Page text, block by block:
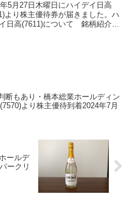
5月27日木曜日にハイデイ日高
より株主優待券が届きました。ハ
日高(7611)について 銘柄紹介ま
断もあり・橋本総業ホールディン
より株主優待到着2024年7月
ールデ
ークリ